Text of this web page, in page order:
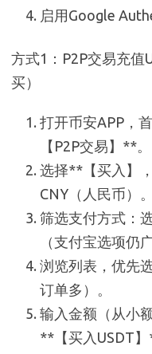
启用Google
方式1：P2P交易充值
买）
打开币安APP，
【P2P交易】**。
选择**【买入】
CNY（人民币）。
筛选支付方式：
（支付宝选项仍
浏览列表，优先
订单多）。
输入金额（从小
**【买入USDT】